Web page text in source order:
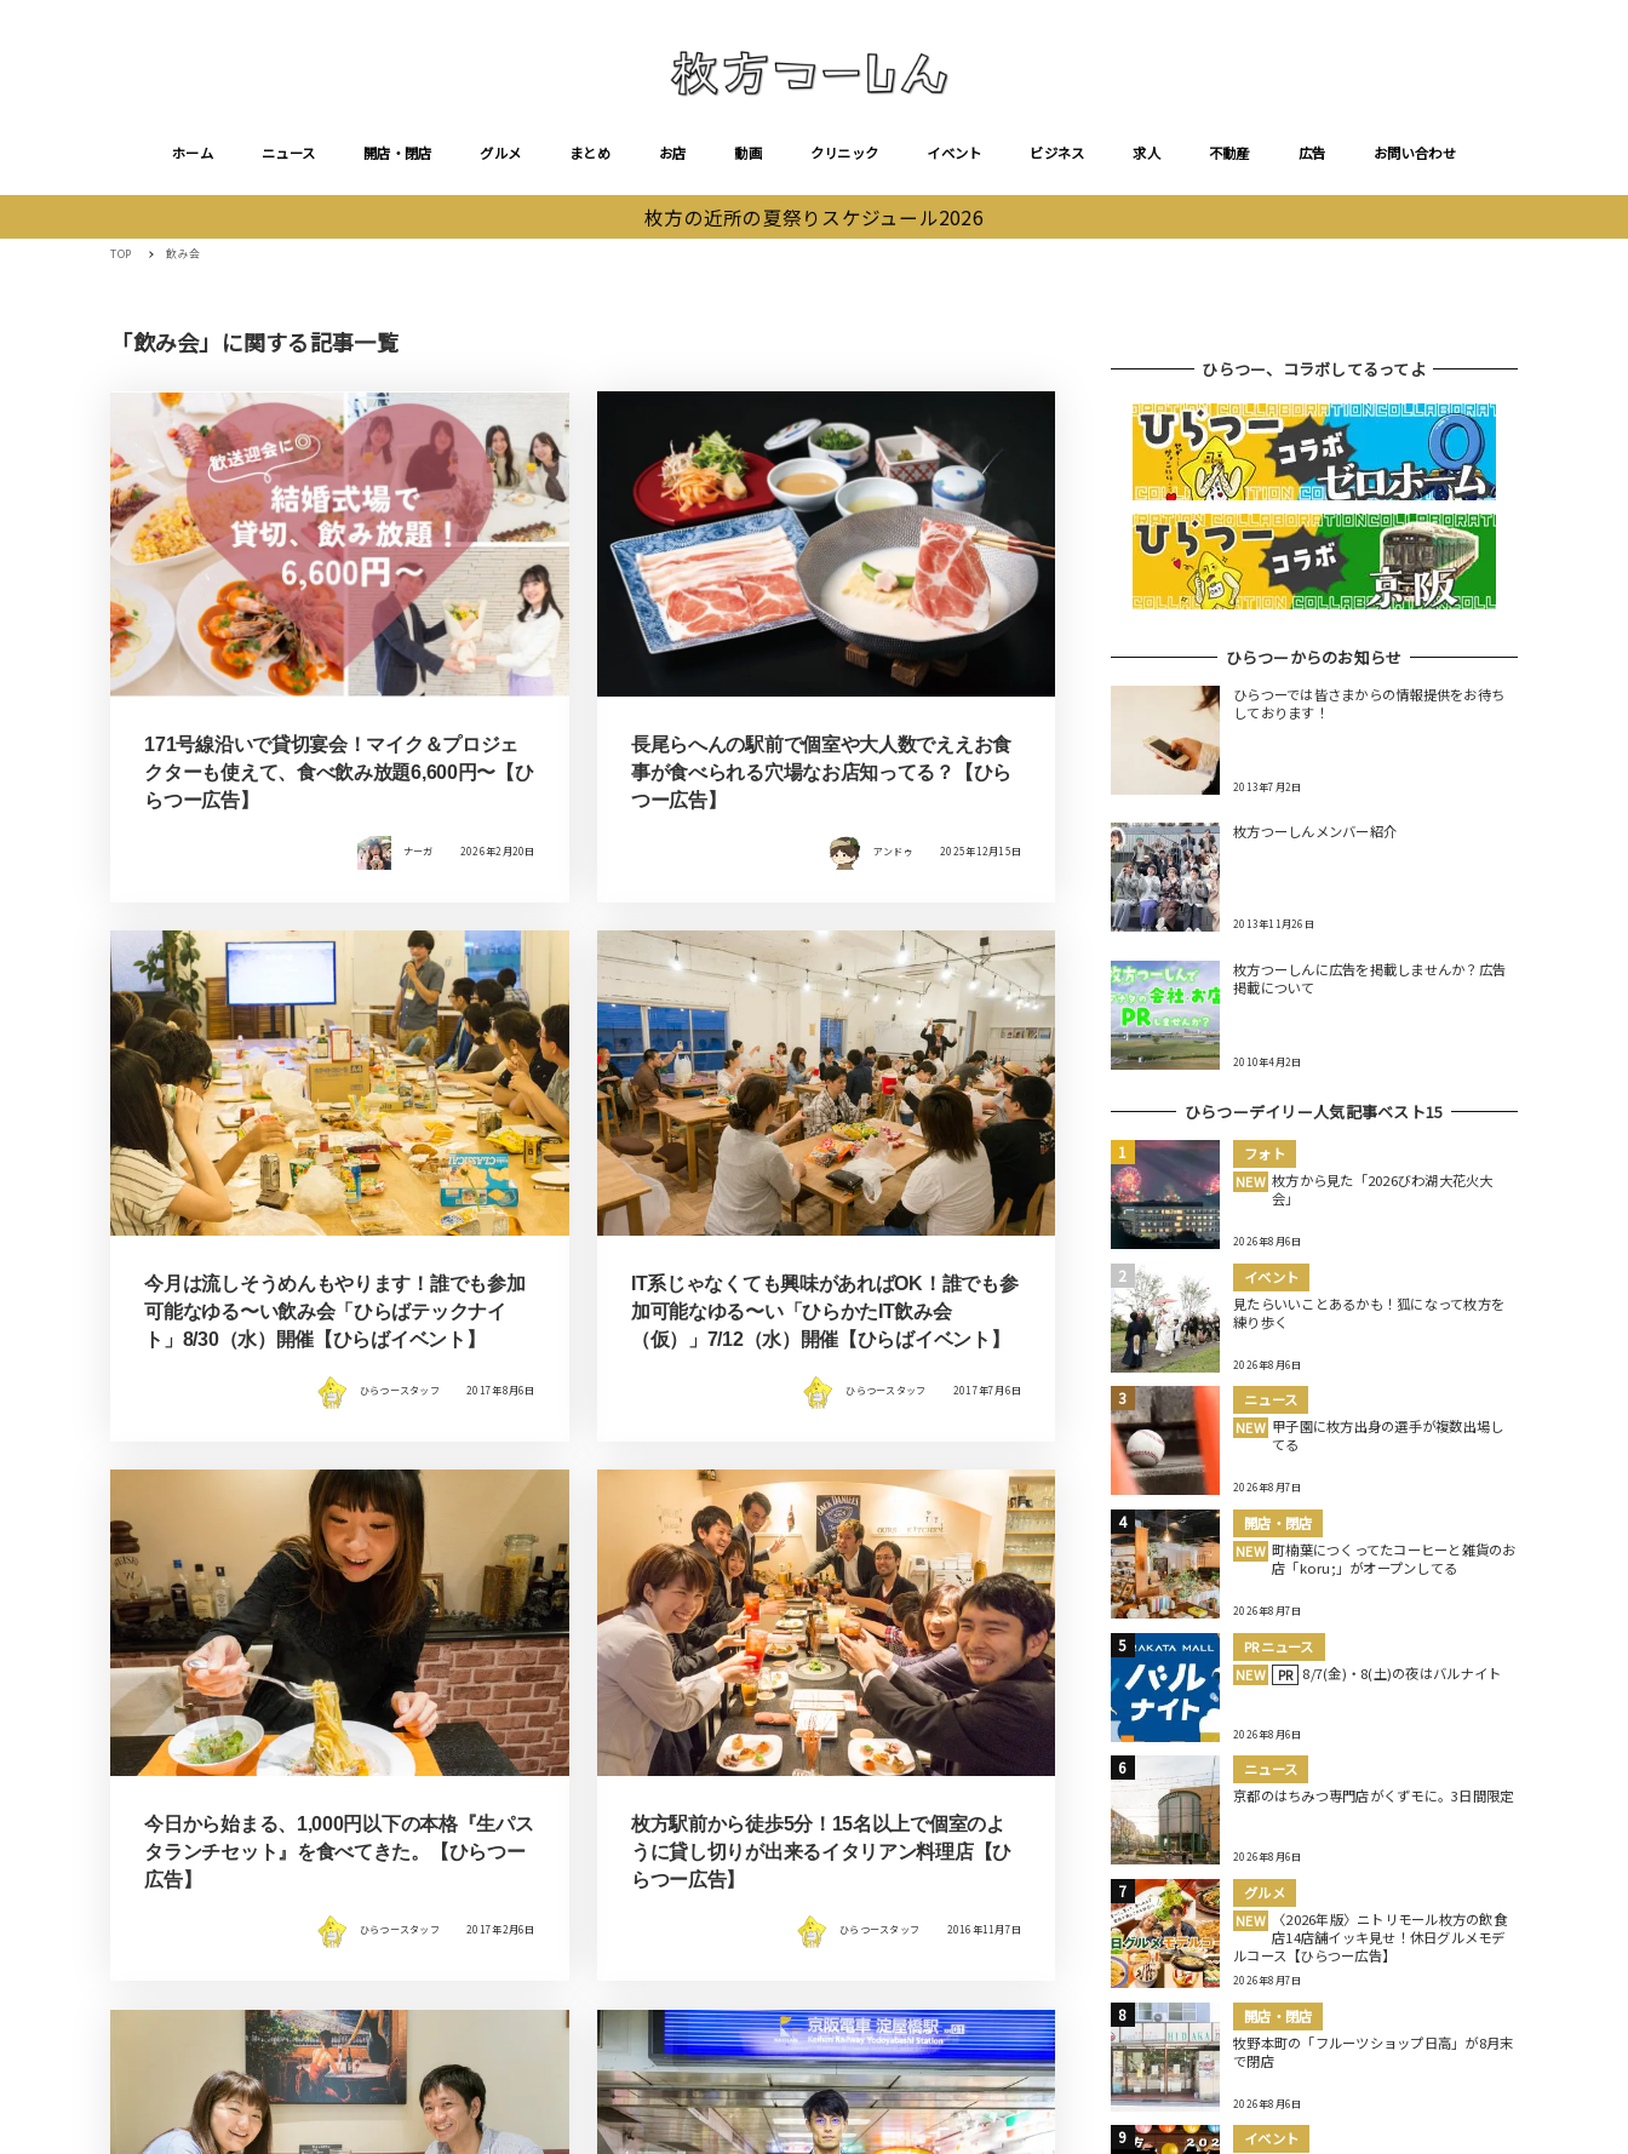
ホーム ニュース 開店・閉店 グルメ まとめ お店 動画 クリニック イベント ビジネス 求人 不動産 広告 お問い合わせ
枚方の近所の夏祭りスケジュール2026
TOP 飲み会
「飲み会」に関する記事一覧
171号線沿いで貸切宴会！マイク＆プロジェ
クターも使えて、食べ飲み放題6,600円〜【ひ
らつー広告】
ナーガ 2026年2月20日
長尾らへんの駅前で個室や大人数でええお食
事が食べられる穴場なお店知ってる？【ひら
つー広告】
アンドゥ 2025年12月15日
今月は流しそうめんもやります！誰でも参加
可能なゆる〜い飲み会「ひらばテックナイ
ト」8/30（水）開催【ひらばイベント】
ひらつースタッフ 2017年8月6日
IT系じゃなくても興味があればOK！誰でも参
加可能なゆる〜い「ひらかたIT飲み会
（仮）」7/12（水）開催【ひらばイベント】
ひらつースタッフ 2017年7月6日
今日から始まる、1,000円以下の本格『生パス
タランチセット』を食べてきた。【ひらつー
広告】
ひらつースタッフ 2017年2月6日
枚方駅前から徒歩5分！15名以上で個室のよ
うに貸し切りが出来るイタリアン料理店【ひ
らつー広告】
ひらつースタッフ 2016年11月7日
ひらつー、コラボしてるってよ
ひらつーからのお知らせ
ひらつーでは皆さまからの情報提供をお待ち
しております！
2013年7月2日
枚方つーしんメンバー紹介
2013年11月26日
枚方つーしんに広告を掲載しませんか？広告
掲載について
2010年4月2日
ひらつーデイリー人気記事ベスト15
フォト
NEW 枚方から見た「2026びわ湖大花火大
会」
2026年8月6日
イベント
見たらいいことあるかも！狐になって枚方を
練り歩く
2026年8月6日
ニュース
NEW 甲子園に枚方出身の選手が複数出場し
てる
2026年8月7日
開店・閉店
NEW 町楠葉につくってたコーヒーと雑貨のお
店「koru;」がオープンしてる
2026年8月7日
PRニュース
NEW
PR 8/7(金)・8(土)の夜はバルナイト
2026年8月6日
ニュース
京都のはちみつ専門店がくずモに。3日間限定
2026年8月6日
グルメ
NEW
〈2026年版〉ニトリモール枚方の飲食
店14店舗イッキ見せ！休日グルメモデ
ルコース【ひらつー広告】
2026年8月7日
開店・閉店
牧野本町の「フルーツショップ日高」が8月末
で閉店
2026年8月6日
イベント